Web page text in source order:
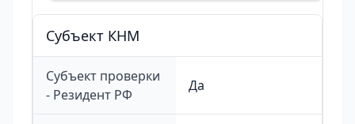
Cубъект КНМ
Субъект проверки
- Резидент РФ
Да